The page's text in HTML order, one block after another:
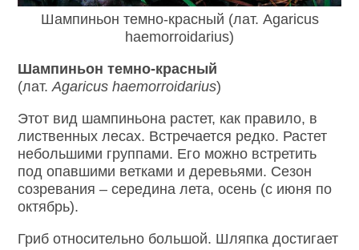
Шампиньон темно-красный (лат. Agaricus
haemorroidarius)
Шампиньон темно-красный
(лат.Agaricus haemorroidarius)
Этот вид шампиньона растет, как правило, в
лиственных лесах. Встречается редко. Растет
небольшими группами. Его можно встретить
под опавшими ветками и деревьями. Сезон
созревания – середина лета, осень (с июня по
октябрь).
Гриб относительно большой. Шляпка достигает